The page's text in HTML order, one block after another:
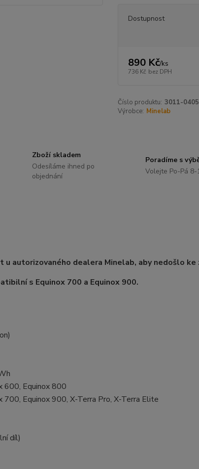
Dostupnost
890 Kč/ks
736 Kč bez DPH
Číslo produktu: 3011-0405
Výrobce: Minelab
Zboží skladem
Odesíláme ihned po
objednání
Poradíme s
Volejte Po-Pá 8-
u autorizovaného dealera Minelab, aby nedošlo ke
s Equinox 700 a Equinox 900.
600, Equinox 800
700, Equinox 900, X-Terra Pro, X-Terra Elite
díl)